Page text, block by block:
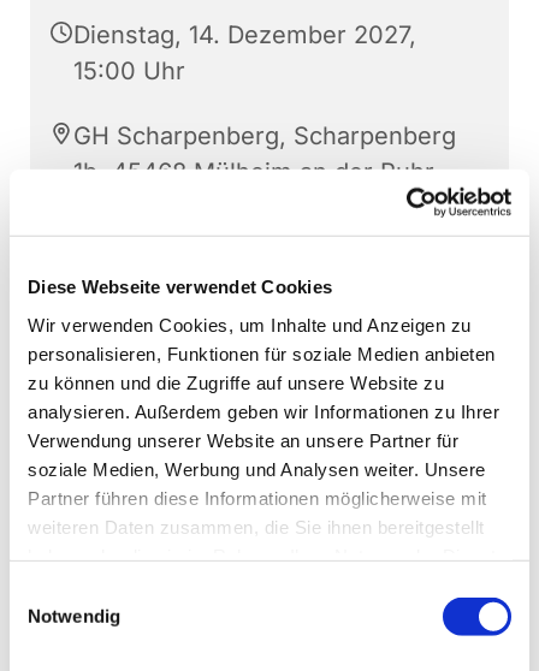
Diese Webseite verwendet Cookies
Wir verwenden Cookies, um Inhalte und Anzeigen zu
personalisieren, Funktionen für soziale Medien anbieten
zu können und die Zugriffe auf unsere Website zu
analysieren. Außerdem geben wir Informationen zu Ihrer
Verwendung unserer Website an unsere Partner für
soziale Medien, Werbung und Analysen weiter. Unsere
Partner führen diese Informationen möglicherweise mit
weiteren Daten zusammen, die Sie ihnen bereitgestellt
Notwendig
Dienstag, 14. Dezember 2027,
15:00 Uhr
GH Scharpenberg, Scharpenberg
1b, 45468 Mülheim an der Ruhr